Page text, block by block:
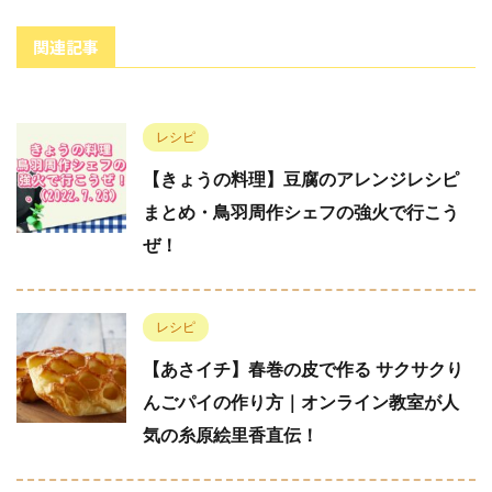
関連記事
レシピ
【きょうの料理】豆腐のアレンジレシピ
まとめ・鳥羽周作シェフの強火で行こう
ぜ！
レシピ
【あさイチ】春巻の皮で作る サクサクり
んごパイの作り方｜オンライン教室が人
気の糸原絵里香直伝！